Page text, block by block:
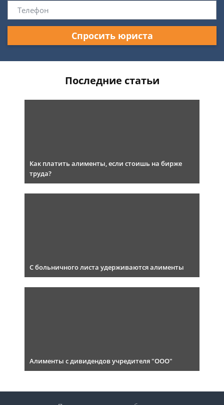
Спросить юриста
Последние статьи
Как платить алименты, если стоишь на бирже
труда?
С больничного листа удерживаются алименты
Алименты с дивидендов учредителя "ООО"